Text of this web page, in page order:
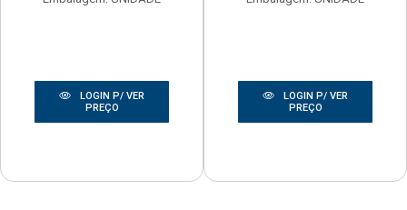
LOGIN P/ VER
PREÇO
LOGIN P/ VER
PREÇO